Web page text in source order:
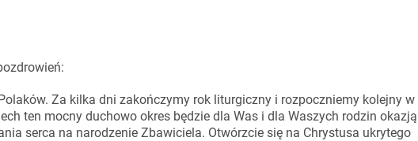
Za kilka dni zakończymy rok liturgiczny i rozpoczniemy kolejny w
ten mocny duchowo okres będzie dla Was i dla Waszych rodzin okazją
serca na narodzenie Zbawiciela. Otwórzcie się na Chrystusa ukrytego